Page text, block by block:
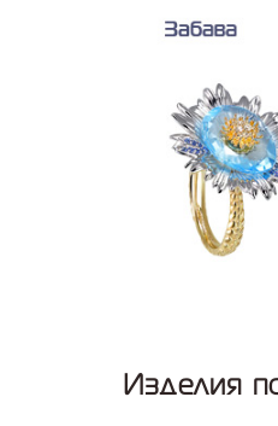
Изделия